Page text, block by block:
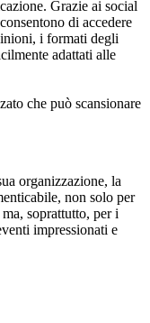
Grazie ai social
di accedere
i formati degli
adattati alle
che può scansionare
organizzazione, la
non solo per
soprattutto, per i
impressionati e